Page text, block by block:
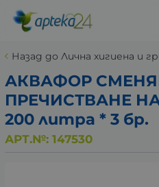
Назад до Лична хигиена и
АКВАФОР
ПРЕЧИСТВАНЕ
200 литра * 3 бр.
АРТ.№: 147530